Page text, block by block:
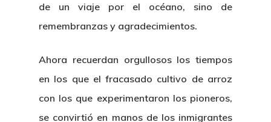
de un viaje por el océano, sino de
remembranzas y agradecimientos.
Ahora recuerdan orgullosos los tiempos
en los que el fracasado cultivo de arroz
con los que experimentaron los pioneros,
se convirtió en manos de los inmigrantes